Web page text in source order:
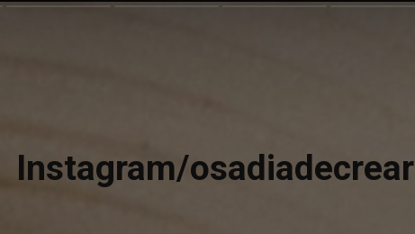
Instagram/osadiadecrear